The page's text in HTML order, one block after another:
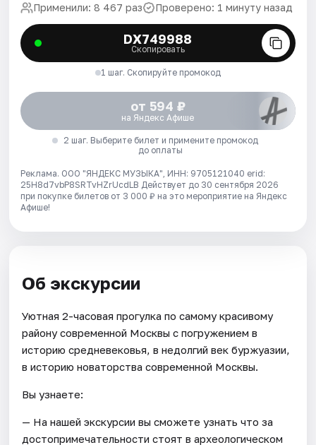
Применили: 8 467 раз Проверено: 1 минуту назад
DX749988
Скопировать
1 шаг. Скопируйте промокод
от 594 ₽
на Яндекс Афише
2 шаг. Выберите билет и примените промокод
до оплаты
Реклама. ООО "ЯНДЕКС МУЗЫКА", ИНН: 9705121040 erid:
25H8d7vbP8SRTvHZrUcdLB Действует до 30 сентября 2026
при покупке билетов от 3 000 ₽ на это мероприятие на Яндекс
Афише!
Об экскурсии
Уютная 2-часовая прогулка по самому красивому
району современной Москвы с погружением в
историю средневековья, в недолгий век буржуазии,
в историю новаторства современной Москвы.
Вы узнаете:
— На нашей экскурсии вы сможете узнать что за
достопримечательности стоят в археологическом